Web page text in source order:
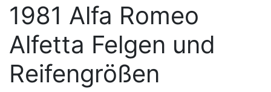
1981 Alfa Romeo
Alfetta Felgen und
Reifengrößen